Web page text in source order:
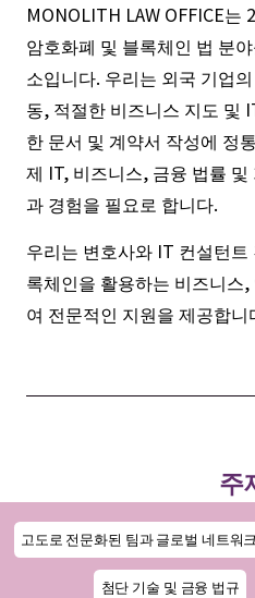
MONOLITH LAW OFFICE는
암호화폐 및 블록체인 법 분
소입니다. 우리는 외국 기업
동, 적절한 비즈니스 지도 및
한 문서 및 계약서 작성에 정
제 IT, 비즈니스, 금융 법률
과 경험을 필요로 합니다.
우리는 변호사와 IT 컨설턴
록체인을 활용하는 비즈니스
여 전문적인 지원을 제공합니
주
고도로 전문화된 팀과 글로벌 네트워크
첨단 기술 및 금융 법규